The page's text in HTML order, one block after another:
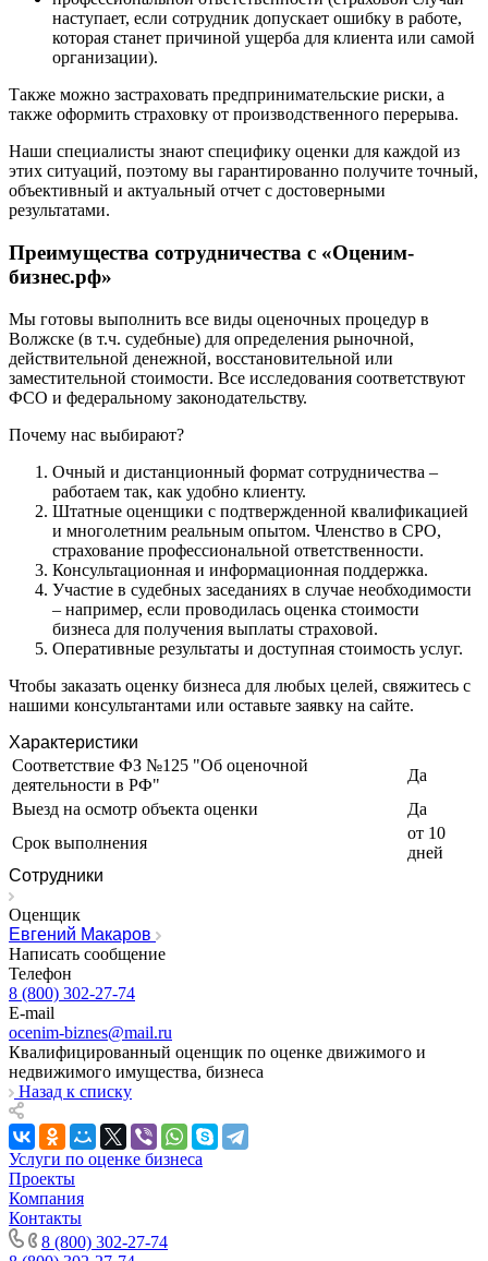
наступает, если сотрудник допускает ошибку в работе,
которая станет причиной ущерба для клиента или самой
организации).
Также можно застраховать предпринимательские риски, а
также оформить страховку от производственного перерыва.
Наши специалисты знают специфику оценки для каждой из
этих ситуаций, поэтому вы гарантированно получите точный,
объективный и актуальный отчет с достоверными
результатами.
Преимущества сотрудничества с «Оценим-
бизнес.рф»
Мы готовы выполнить все виды оценочных процедур в
Волжске (в т.ч. судебные) для определения рыночной,
действительной денежной, восстановительной или
заместительной стоимости. Все исследования соответствуют
ФСО и федеральному законодательству.
Почему нас выбирают?
Очный и дистанционный формат сотрудничества –
работаем так, как удобно клиенту.
Штатные оценщики с подтвержденной квалификацией
и многолетним реальным опытом. Членство в СРО,
страхование профессиональной ответственности.
Консультационная и информационная поддержка.
Участие в судебных заседаниях в случае необходимости
– например, если проводилась оценка стоимости
бизнеса для получения выплаты страховой.
Оперативные результаты и доступная стоимость услуг.
Чтобы заказать оценку бизнеса для любых целей, свяжитесь с
нашими консультантами или оставьте заявку на сайте.
Характеристики
Соответствие ФЗ №125 "Об оценочной
деятельности в РФ"
Да
Выезд на осмотр объекта оценки
Да
Срок выполнения
от 10
дней
Сотрудники
Оценщик
Евгений Макаров
Написать сообщение
Телефон
8 (800) 302-27-74
E-mail
ocenim-biznes@mail.ru
Квалифицированный оценщик по оценке движимого и
недвижимого имущества, бизнеса
Назад к списку
Услуги по оценке бизнеса
Проекты
Компания
Контакты
8 (800) 302-27-74
Железногорск
Железногорск-Илимский
Жуковский
Заозерный
Зарайск
Заречный
Заринск
Зеленоград
Зеленодольск
Зея
Златоуст
Иваново
Ивантеевка
Изобильный
Иркутск
Искитим
Истра
Ишим
Ишимбай
Йошкар-Ола
Калининград
Калуга
Камбарка
Каменка
Каменск-Уральский
Каменск-Шахтинский
Камень-на-Оби
Камышлов
Канаш
Кандалакша
Канск
Карачев
Карпинск
Касли
Каспийск
Кашира
Кемерово
Керчь
Кизляр
Кимры
Кингисепп
Кинель